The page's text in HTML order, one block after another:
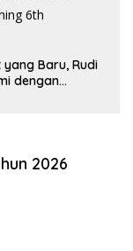
Baru, Rudi
dengan
2026